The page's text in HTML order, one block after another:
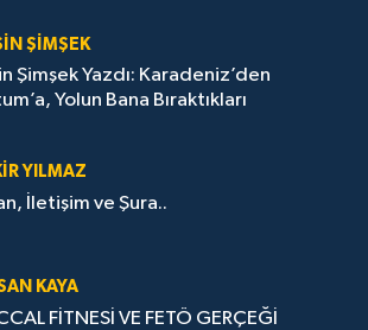
ŞIMŞEK
Şimşek Yazdı: Karadeniz’den
Yolun Bana Bıraktıkları
YILMAZ
İletişim ve Şura..
KAYA
FİTNESİ VE FETÖ GERÇEĞİ